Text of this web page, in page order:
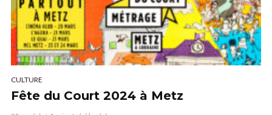
CULTURE
Fête du Court 2024 à Metz